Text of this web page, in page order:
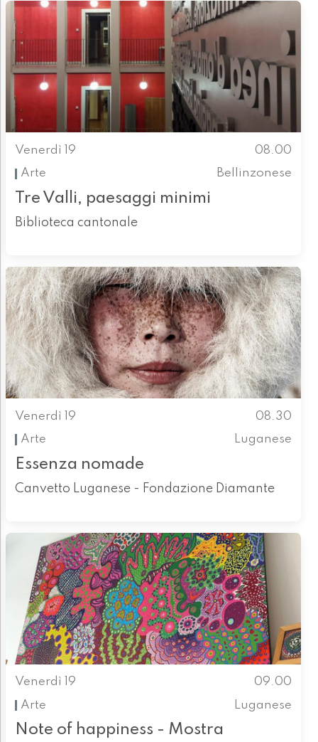
Venerdì 19
08.00
Arte
Bellinzonese
Tre Valli, paesaggi minimi
Biblioteca cantonale
Venerdì 19
08.30
Arte
Luganese
Essenza nomade
Canvetto Luganese - Fondazione Diamante
Venerdì 19
09.00
Arte
Luganese
Note of happiness - Mostra